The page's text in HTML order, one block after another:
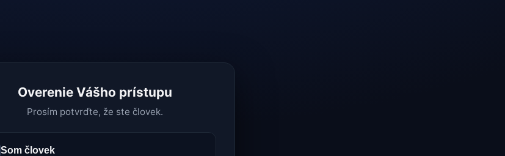
Overenie Vášho prístupu
Prosím potvrďte, že ste človek.
Som človek